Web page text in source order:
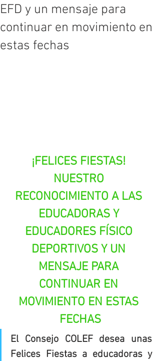
EFD y un mensaje para
continuar en movimiento en
estas fechas
¡FELICES FIESTAS!
NUESTRO
RECONOCIMIENTO A LAS
EDUCADORAS Y
EDUCADORES FÍSICO
DEPORTIVOS Y UN
MENSAJE PARA
CONTINUAR EN
MOVIMIENTO EN ESTAS
FECHAS
El Consejo COLEF desea unas
Felices Fiestas a educadoras y